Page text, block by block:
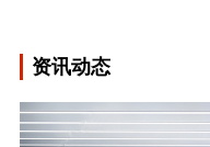
资讯动态